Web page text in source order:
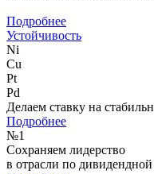
Подробнее
Устойчивость
Ni
Cu
Pt
Pd
Делаем ставку на
Подробнее
№1
Сохраняем лидерство
в отрасли по